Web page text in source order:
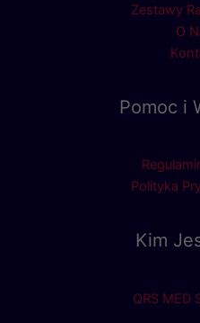
Zestawy
O
Pomoc i
Polityka
Kim
QRS MED